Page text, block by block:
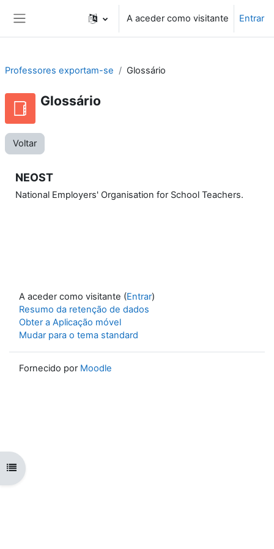
A aceder como visitante Entrar
Abrir índice da disciplina
Professores exportam-se Glossário
Glossário
Voltar
NEOST
National Employers' Organisation for School Teachers.
A aceder como visitante (Entrar)
Resumo da retenção de dados
Obter a Aplicação móvel
Mudar para o tema standard
Fornecido por Moodle